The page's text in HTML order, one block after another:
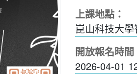
上課地點：
崑山科技大
開放報名時間
2026-04-01